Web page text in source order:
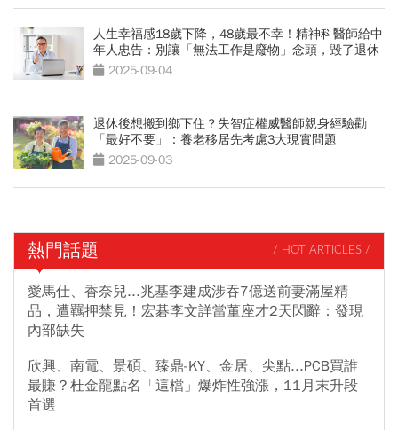
人生幸福感18歲下降，48歲最不幸！精神科醫師給中
年人忠告：別讓「無法工作是廢物」念頭，毀了退休
生活2025-09-04
退休後想搬到鄉下住？失智症權威醫師親身經驗勸
「最好不要」：養老移居先考慮3大現實問題
2025-09-03
熱門話題 / HOT ARTICLES /
愛馬仕、香奈兒...兆基李建成涉吞7億送前妻滿屋精
品，遭羈押禁見！宏碁李文詳當董座才2天閃辭：發現
內部缺失
欣興、南電、景碩、臻鼎-KY、金居、尖點...PCB買誰
最賺？杜金龍點名「這檔」爆炸性強漲，11月末升段
首選